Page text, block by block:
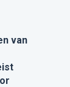
van